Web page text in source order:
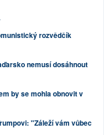
rozvědčík
nemusí dosáhnout
by se mohla obnovit v
"Záleží vám vůbec